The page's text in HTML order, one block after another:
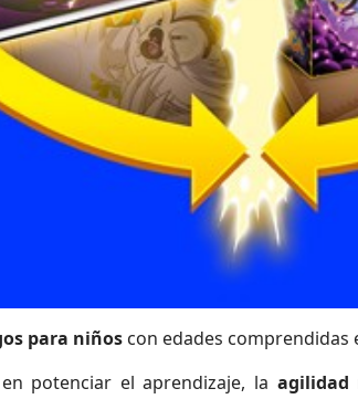
para niños con edades comprendidas
potenciar el aprendizaje, la agilidad